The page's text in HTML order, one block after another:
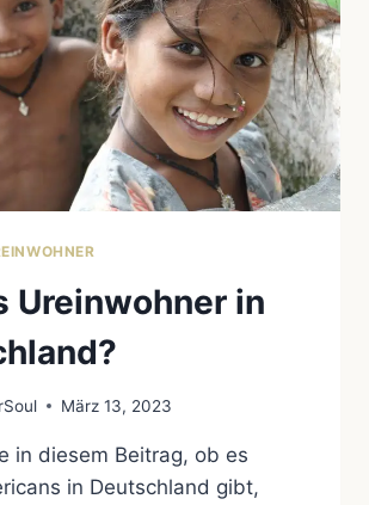
Ureinwohner in
März 13, 2023
in diesem Beitrag, ob es
in Deutschland gibt,